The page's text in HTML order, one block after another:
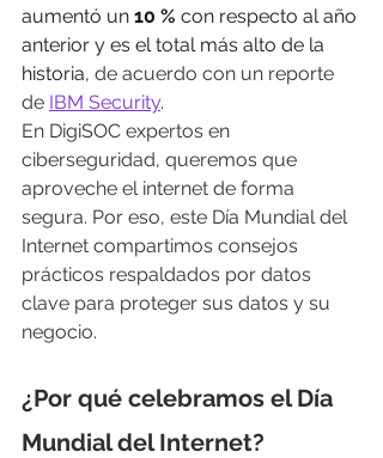
aumentó un 10 % con respecto al año
anterior y es el total más alto de la
historia, de acuerdo con un reporte
de IBM Security.
En DigiSOC expertos en
ciberseguridad, queremos que
aproveche el internet de forma
segura. Por eso, este Día Mundial del
Internet compartimos consejos
prácticos respaldados por datos
clave para proteger sus datos y su
negocio.
¿Por qué celebramos el Día
Mundial del Internet?